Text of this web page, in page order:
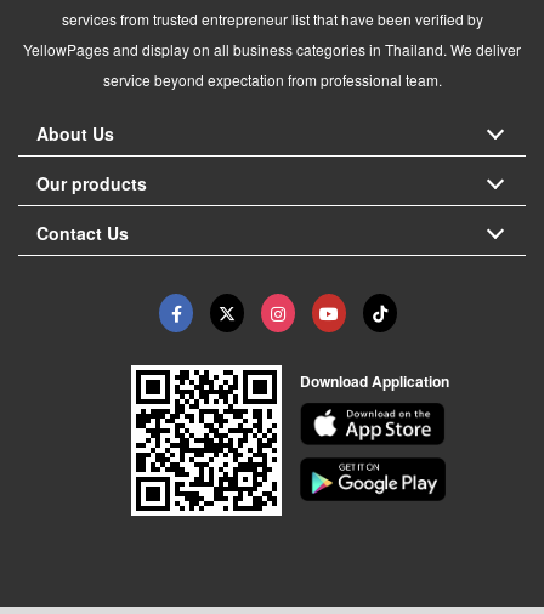
services from trusted entrepreneur list that have been verified by
YellowPages and display on all business categories in Thailand. We deliver
service beyond expectation from professional team.
About Us
Our products
Contact Us
Download Application